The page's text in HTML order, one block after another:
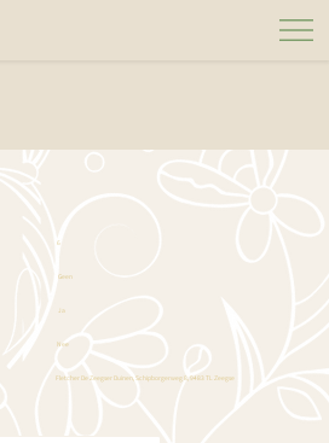
6
Geen
Ja
Nee
Fletcher De Zeegser Duinen, Schipborgerweg 8, 9483 TL Zeegse